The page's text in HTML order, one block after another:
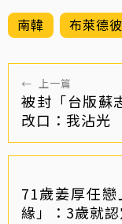
南韓 布萊德
← 上一篇
被封「台版蘇
改口：我沾光
71歲姜厚任
緣」：3歲就